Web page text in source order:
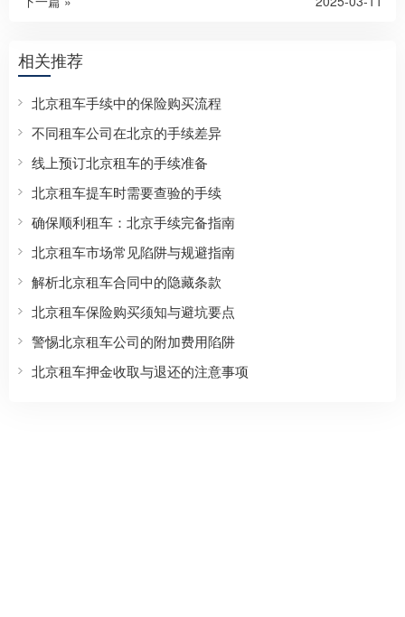
相关推荐
北京租车手续中的保险购买流程
不同租车公司在北京的手续差异
线上预订北京租车的手续准备
北京租车提车时需要查验的手续
确保顺利租车：北京手续完备指南
北京租车市场常见陷阱与规避指南
解析北京租车合同中的隐藏条款
北京租车保险购买须知与避坑要点
警惕北京租车公司的附加费用陷阱
北京租车押金收取与退还的注意事项